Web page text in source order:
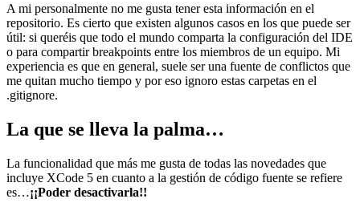
A mi personalmente no me gusta tener esta información en el
repositorio. Es cierto que existen algunos casos en los que puede ser
útil: si queréis que todo el mundo comparta la configuración del IDE
o para compartir breakpoints entre los miembros de un equipo. Mi
experiencia es que en general, suele ser una fuente de conflictos que
me quitan mucho tiempo y por eso ignoro estas carpetas en el
.gitignore.
La que se lleva la palma…
La funcionalidad que más me gusta de todas las novedades que
incluye XCode 5 en cuanto a la gestión de código fuente se refiere
es…¡¡Poder desactivarla!!